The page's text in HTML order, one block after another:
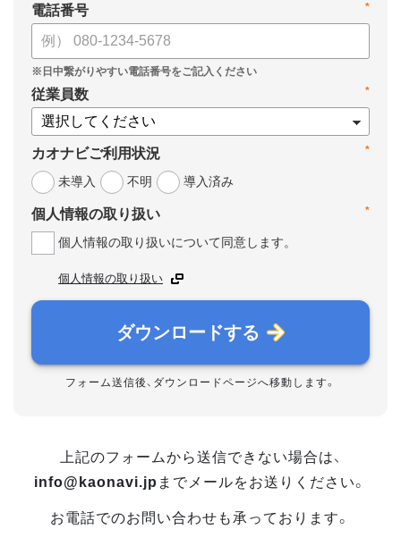
*
電話番号
*
従業員数
*
カオナビご利用状況
未導入
不明 導入済み
*
個人情報の取り扱い
個人情報の取り扱いについて同意します。
個人情報の取り扱い
ダウンロードする
フォーム送信後、ダウンロードページへ移動します。
上記のフォームから送信できない場合は、
info@kaonavi.jp までメールをお送りください。
お電話でのお問い合わせも承っております。